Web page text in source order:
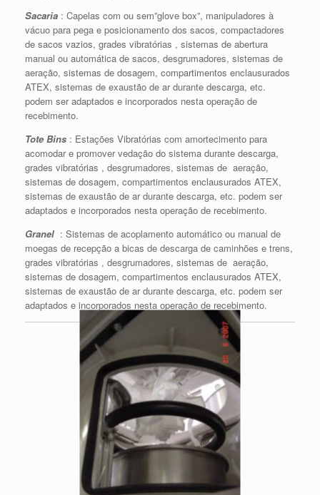
Sacaria : Capelas com ou sem”glove box”, manipuladores à
vácuo para pega e posicionamento dos sacos, compactadores
de sacos vazios, grades vibratórias , sistemas de abertura
manual ou automática de sacos, desgrumadores, sistemas de
aeração, sistemas de dosagem, compartimentos enclausurados
ATEX, sistemas de exaustão de ar durante descarga, etc.
podem ser adaptados e incorporados nesta operação de
recebimento.
Tote Bins : Estações Vibratórias com amortecimento para
acomodar e promover vedação do sistema durante descarga,
grades vibratórias , desgrumadores, sistemas de aeração,
sistemas de dosagem, compartimentos enclausurados ATEX,
sistemas de exaustão de ar durante descarga, etc. podem ser
adaptados e incorporados nesta operação de recebimento.
Granel : Sistemas de acoplamento automático ou manual de
moegas de recepção a bicas de descarga de caminhões e trens,
grades vibratórias , desgrumadores, sistemas de aeração,
sistemas de dosagem, compartimentos enclausurados ATEX,
sistemas de exaustão de ar durante descarga, etc. podem ser
adaptados e incorporados nesta operação de recebimento.